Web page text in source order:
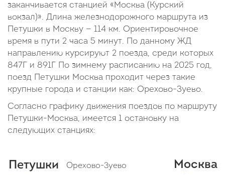
заканчивается станцией «Москва (Курский
вокзал)». Длина железнодорожного маршрута из
Петушки в Москву — 114 км. Ориентировочное
время в пути 2 часа 5 минут. По данному ЖД
направлению курсируют 2 поезда, среди которых
847Г и 891Г По зимнему расписанию на 2025 год,
поезд Петушки Москва проходит через такие
крупные города и станции как: Орехово-Зуево.
Согласно графику движения поездов по маршруту
Петушки-Москва, имеется 1 остановку на
следующих станциях:
Петушки
Орехово-Зуево
Москва